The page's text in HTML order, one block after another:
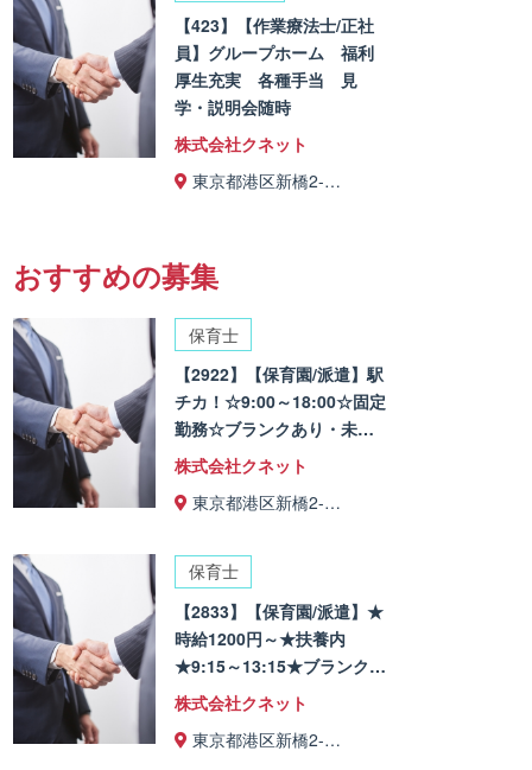
【423】【作業療法士/正社
員】グループホーム 福利
厚生充実 各種手当 見
学・説明会随時
株式会社クネット
東京都港区新橋2-…
おすすめの募集
保育士
【2922】【保育園/派遣】駅
チカ！☆9:00～18:00☆固定
勤務☆ブランクあり・未…
株式会社クネット
東京都港区新橋2-…
保育士
【2833】【保育園/派遣】★
時給1200円～★扶養内
★9:15～13:15★ブランク…
株式会社クネット
東京都港区新橋2-…